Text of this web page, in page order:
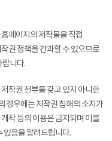
페이지의 저작물을 직접
권 정책을 간과할 수 있으므로
랍니다.
작권 전부를 갖고 있지 아니한
경우에는 저작권 침해의 소지가
작 등의 이용은 금지되며 이를
있음을 알려드립니다.